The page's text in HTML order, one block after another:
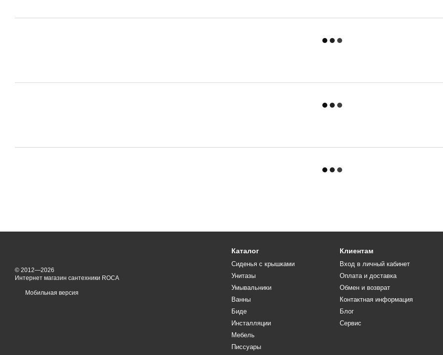
© 2012—2026
Интернет магазин сантехники ROCA
Мобильная версия
Каталог
Сиденья с крышками
Унитазы
Умывальники
Ванны
Биде
Инсталляции
Мебель
Писсуары
Клиентам
Вход в личный кабинет
Оплата и доставка
Обмен и возврат
Контактная информация
Блог
Сервис